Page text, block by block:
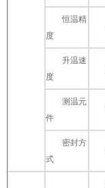
恒温精
度
升温速
度
测温元
件
密封方
式